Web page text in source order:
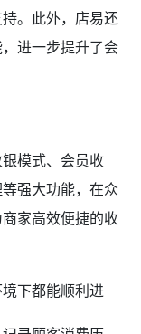
。此外，店易还
进一步提升了会
模式、会员收
强大功能，在众
家高效便捷的收
下都能顺利进